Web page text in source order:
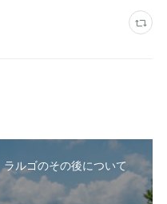
ラルゴのその後について